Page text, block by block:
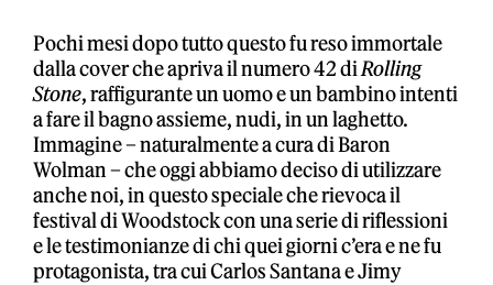
Pochi mesi dopo tutto questo fu reso immortale
dalla cover che apriva il numero 42 diRolling
Stone, raffigurante un uomo e un bambino intenti
a fare il bagno assieme, nudi, in un laghetto.
Immagine – naturalmente a cura di Baron
Wolman – che oggi abbiamo deciso di utilizzare
anche noi, in questo speciale che rievoca il
festival di Woodstock con una serie di riflessioni
e le testimonianze di chi quei giorni c’era e ne fu
protagonista, tra cui Carlos Santana e Jimy